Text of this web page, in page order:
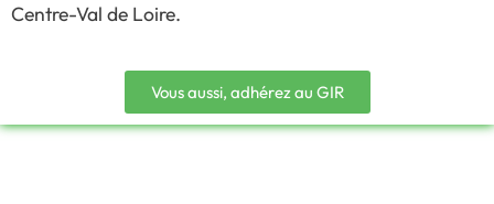
Centre-Val de Loire.
Vous aussi, adhérez au GIR